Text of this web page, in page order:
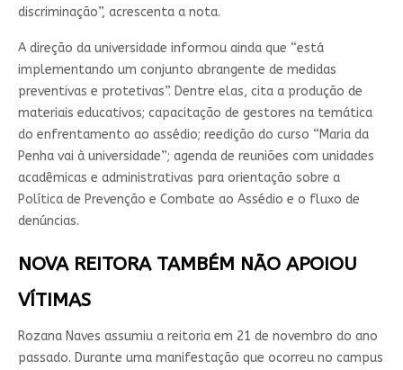
discriminação”, acrescenta a nota.
A direção da universidade informou ainda que “está
implementando um conjunto abrangente de medidas
preventivas e protetivas”. Dentre elas, cita a produção de
materiais educativos; capacitação de gestores na temática
do enfrentamento ao assédio; reedição do curso “Maria da
Penha vai à universidade”; agenda de reuniões com unidades
acadêmicas e administrativas para orientação sobre a
Política de Prevenção e Combate ao Assédio e o fluxo de
denúncias.
NOVA REITORA TAMBÉM NÃO APOIOU
VÍTIMAS
Rozana Naves assumiu a reitoria em 21 de novembro do ano
passado. Durante uma manifestação que ocorreu no campus